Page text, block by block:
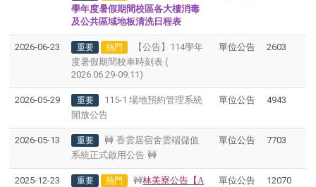
學年度暑假期間校區各大樓消毒
及公共區域地板清洗日程表
2026-06-23 重要 熱門
【公告】114學年
度暑假期間校車時刻表 (
2026.06.29-09.11)
單位公告 2603
2026-05-29 重要
115-1 場地預約管理系統
開放公告
單位公告 4943
2026-05-13 重要 🚧 香雲居宿舍雲端儲值
系統正式啟用公告 🚧
單位公告 7703
2025-12-23 重要 熱門 🚧林美寮公告【A
單位公告 12070